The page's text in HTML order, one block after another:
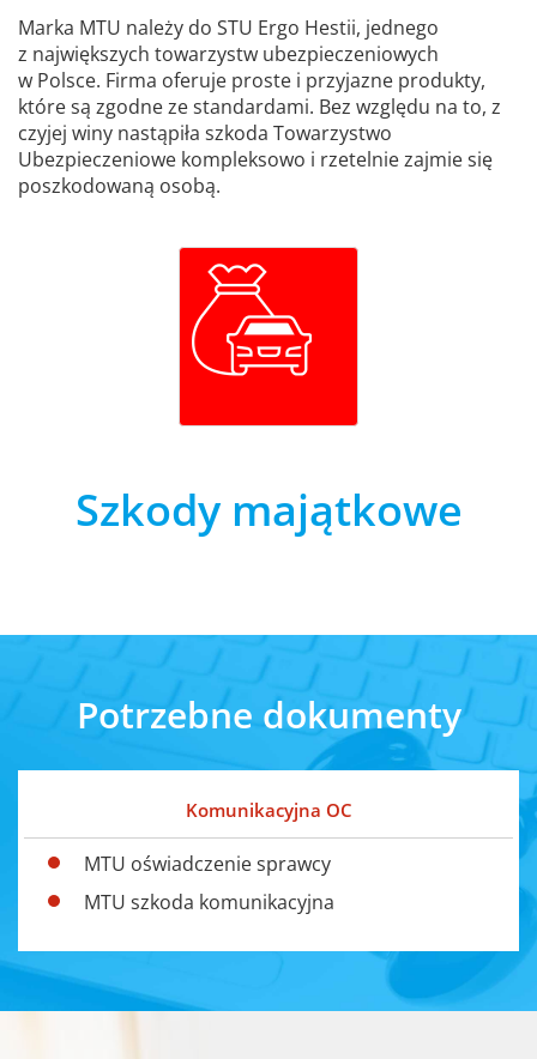
Marka MTU należy do STU Ergo Hestii, jednego
z największych towarzystw ubezpieczeniowych
w Polsce. Firma oferuje proste i przyjazne produkty,
które są zgodne ze standardami. Bez względu na to, z
czyjej winy nastąpiła szkoda Towarzystwo
Ubezpieczeniowe kompleksowo i rzetelnie zajmie się
poszkodowaną osobą.
Szkody majątkowe
Potrzebne dokumenty
Komunikacyjna OC
MTU oświadczenie sprawcy
MTU szkoda komunikacyjna